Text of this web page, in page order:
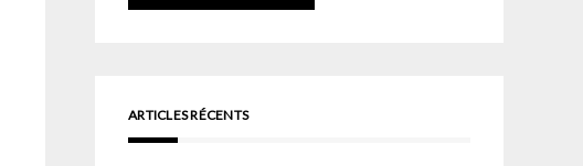
ARTICLES RÉCENTS